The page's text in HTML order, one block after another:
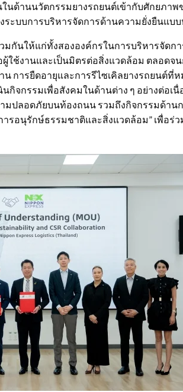
ด้านนวัตกรรมยางรถยนต์เข้ากับศักยภาพ
ะบบการบริหารจัดการด้านความยั่งยืนแบ
มกันให้แก่ทั้งสององค์กรในการบริหารจัดก
ใช้งานและเป็นมิตรต่อสิ่งแวดล้อม ตลอด
การยืดอายุและการรีไซเคิลยางรถยนต์ที่
จกรรมเพื่อสังคมในด้านต่าง ๆ อย่างต่อเนื่อ
มปลอดภัยบนท้องถนน รวมถึงกิจกรรมด้าน
รอนุรักษ์ธรรมชาติและสิ่งแวดล้อม” เพื่อร่